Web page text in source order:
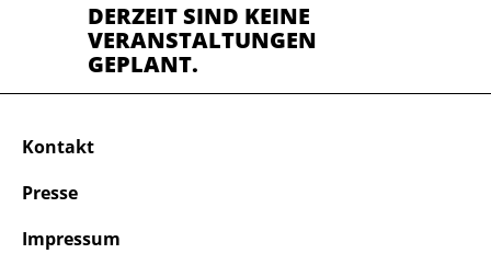
DERZEIT SIND KEINE
VERANSTALTUNGEN
GEPLANT.
Kontakt
Presse
Impressum